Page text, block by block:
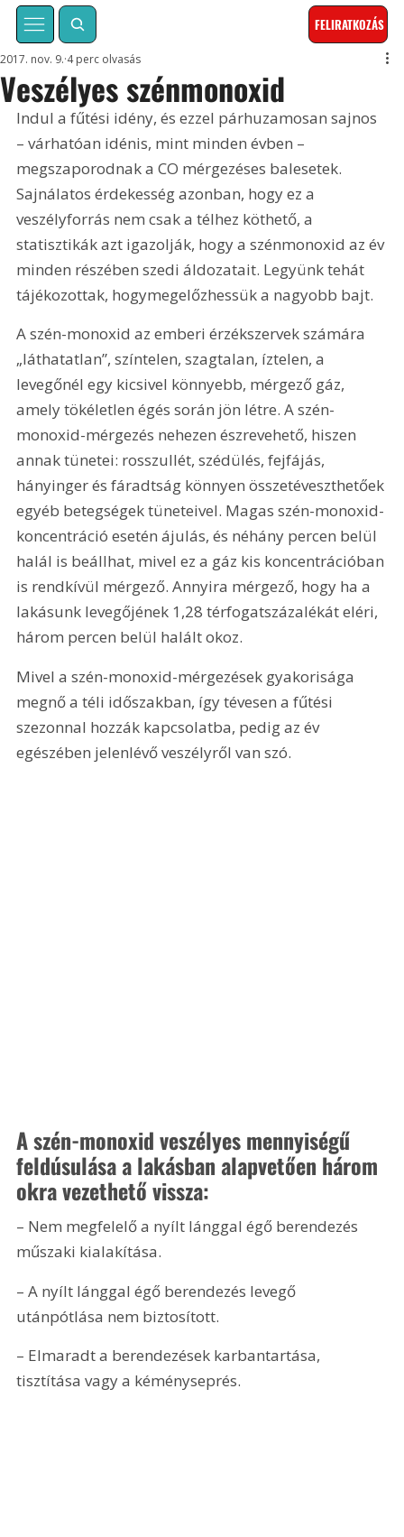
FELIRATKOZÁS
Veszélyes szénmonoxid
2017. nov. 9. 4 perc olvasás
Indul a fűtési idény, és ezzel párhuzamosan sajnos
– várhatóan idénis, mint minden évben –
megszaporodnak a CO mérgezéses balesetek.
Sajnálatos érdekesség azonban, hogy ez a
veszélyforrás nem csak a télhez köthető, a
statisztikák azt igazolják, hogy a szénmonoxid az év
minden részében szedi áldozatait. Legyünk tehát
tájékozottak, hogymegelőzhessük a nagyobb bajt.
A szén-monoxid az emberi érzékszervek számára
„láthatatlan”, színtelen, szagtalan, íztelen, a
levegőnél egy kicsivel könnyebb, mérgező gáz,
amely tökéletlen égés során jön létre. A szén-
monoxid-mérgezés nehezen észrevehető, hiszen
annak tünetei: rosszullét, szédülés, fejfájás,
hányinger és fáradtság könnyen összetéveszthetőek
egyéb betegségek tüneteivel. Magas szén-monoxid-
koncentráció esetén ájulás, és néhány percen belül
halál is beállhat, mivel ez a gáz kis koncentrációban
is rendkívül mérgező. Annyira mérgező, hogy ha a
lakásunk levegőjének 1,28 térfogatszázalékát eléri,
három percen belül halált okoz.
Mivel a szén-monoxid-mérgezések gyakorisága
megnő a téli időszakban, így tévesen a fűtési
szezonnal hozzák kapcsolatba, pedig az év
egészében jelenlévő veszélyről van szó.
A szén-monoxid veszélyes mennyiségű
feldúsulása a lakásban alapvetően három
okra vezethető vissza:
– Nem megfelelő a nyílt lánggal égő berendezés
műszaki kialakítása.
– A nyílt lánggal égő berendezés levegő
utánpótlása nem biztosított.
– Elmaradt a berendezések karbantartása,
tisztítása vagy a kéményseprés.